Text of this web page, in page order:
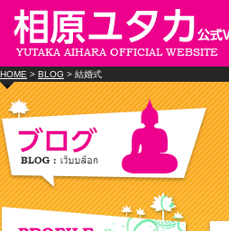
HOME > BLOG > 結婚式